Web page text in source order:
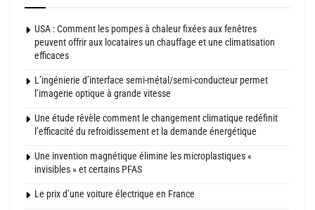
USA : Comment les pompes à chaleur fixées aux fenêtres
peuvent offrir aux locataires un chauffage et une climatisation
efficaces
L’ingénierie d’interface semi-métal/semi-conducteur permet
l’imagerie optique à grande vitesse
Une étude révèle comment le changement climatique redéfinit
l’efficacité du refroidissement et la demande énergétique
Une invention magnétique élimine les microplastiques «
invisibles » et certains PFAS
Le prix d’une voiture électrique en France